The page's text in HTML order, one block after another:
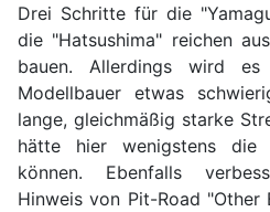
Drei Schritte für die
die "Hatsushima" reichen
bauen. Allerdings wird
Modellbauer etwas
lange, gleichmäßig starke
hätte hier wenigstens die
können. Ebenfalls
Hinweis von Pit-Road "Other